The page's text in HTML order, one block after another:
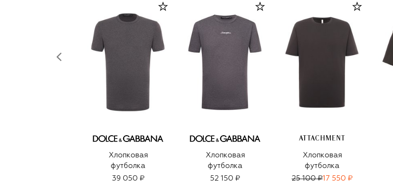
Хлопковая
футболка
39 050 ₽
Хлопковая
футболка
52 150 ₽
ATTACHMENT
Хлопковая
футболка
25 100 ₽17 550 ₽